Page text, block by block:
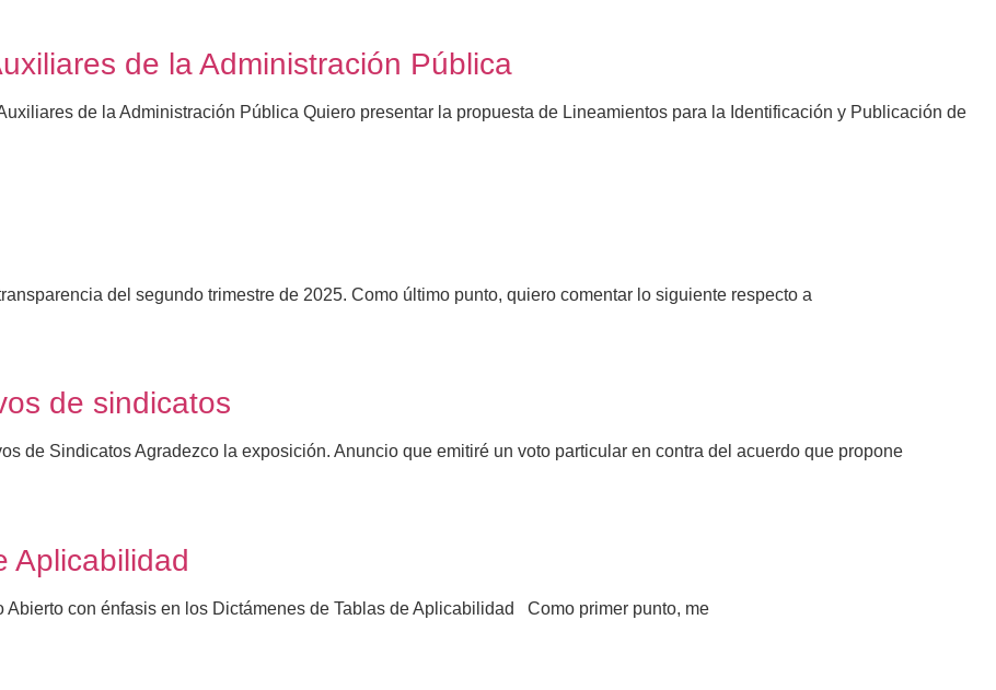
de la Administración Pública
de la Administración Pública Quiero presentar la propuesta de Lineamientos para la Identificación y Publicación de
del segundo trimestre de 2025. Como último punto, quiero comentar lo siguiente respecto a
de sindicatos
de Sindicatos Agradezco la exposición. Anuncio que emitiré un voto particular en contra del acuerdo que propone
Aplicabilidad
con énfasis en los Dictámenes de Tablas de Aplicabilidad Como primer punto, me